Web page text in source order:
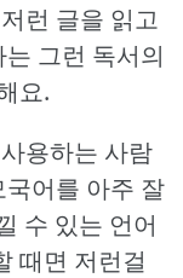
런 글을 읽고
그런 독서의
요.
용하는 사람
어를 아주 잘
수 있는 언어
때면 저런걸